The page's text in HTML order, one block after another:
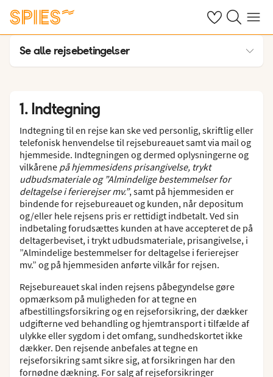
Se dine gemte
Søg påMenu
Se alle rejsebetingelser
2. Rejsens pris m.v.
3. Betaling, prisændringer m.v.
4. Ændring og afbestilling inden afrejse
5. Rejsebureauets pligter og ansvar efter afrejse
6. Luftfartsselskabets ansvar
7. Den rejsendes pligter og ansvar
8. Rejsearrangørens bistand
9. Reklamationer
10. Håndtering af persondata
11. Forsikring/sygdom/tyveri
12. Fuldmagt til børn
13. Ejer af rejsen
1. Indtegning
Indtegning til en rejse kan ske ved personlig, skriftlig eller
telefonisk henvendelse til rejsebureauet samt via mail og
hjemmeside. Indtegningen og dermed oplysningerne og
vilkårene på hjemmesidens prisangivelse, trykt
udbudsmateriale og ”Almindelige bestemmelser for
deltagelse i ferierejser mv.”, samt på hjemmesiden er
bindende for rejsebureauet og kunden, når depositum
og/eller hele rejsens pris er rettidigt indbetalt. Ved sin
indbetaling forudsættes kunden at have accepteret de på
deltagerbeviset, i trykt udbudsmateriale, prisangivelse, i
”Almindelige bestemmelser for deltagelse i ferierejser
mv.” og på hjemmesiden anførte vilkår for rejsen.
Rejsebureauet skal inden rejsens påbegyndelse gøre
opmærksom på muligheden for at tegne en
afbestillingsforsikring og en rejseforsikring, der dækker
udgifterne ved behandling og hjemtransport i tilfælde af
ulykke eller sygdom i det omfang, sundhedskortet ikke
dækker. Den rejsende anbefales at tegne en
rejseforsikring samt sikre sig, at forsikringen har den
fornødne dækning. For salg af rejseforsikringer